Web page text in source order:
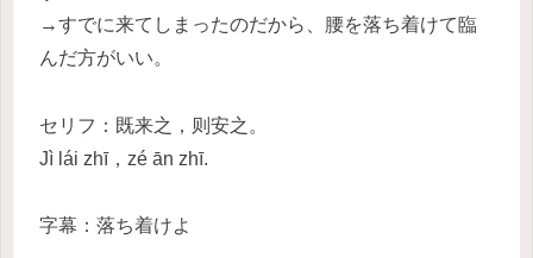
→すでに来てしまったのだから、腰を落ち着けて臨
んだ方がいい。
セリフ：既来之，则安之。
Jì lái zhī，zé ān zhī.
字幕：落ち着けよ